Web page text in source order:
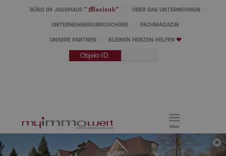
BÜRO IM JAGDHAUS ÜBER DAS UNTERNEHMEN
UNTERNEHMENSBROSCHÜRE FACHMAGAZIN
UNSERE PARTNER KLEINEN HERZEN HELFEN
Menü